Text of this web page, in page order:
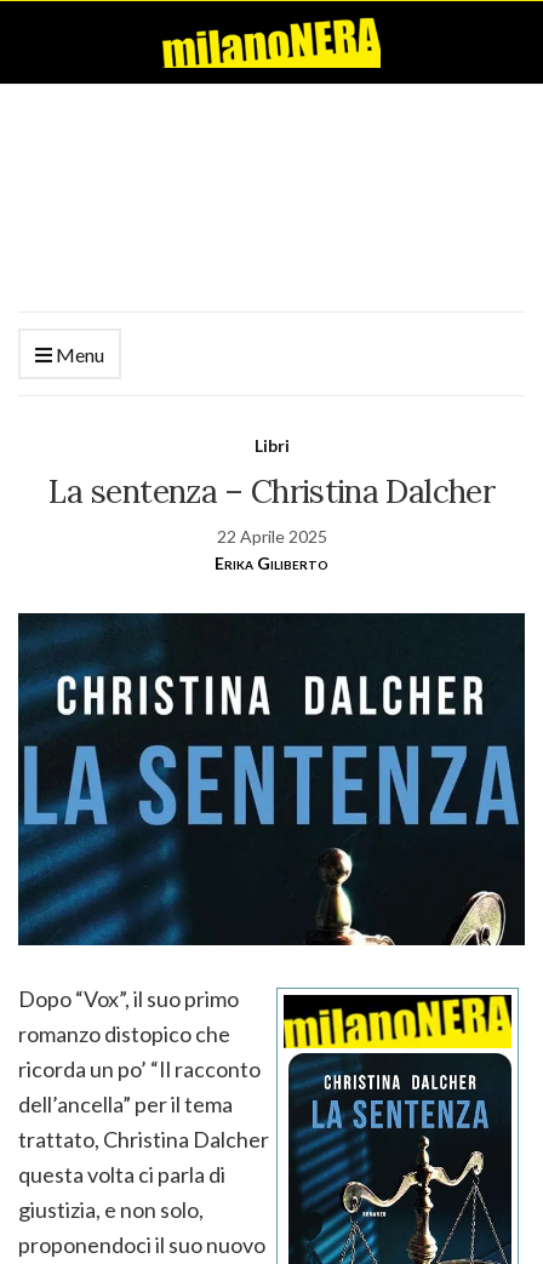
Menu
Libri
La sentenza – Christina Dalcher
22 Aprile 2025
Erika Giliberto
Dopo “Vox”, il suo primo
romanzo distopico che
ricorda un po’ “Il racconto
dell’ancella” per il tema
trattato, Christina Dalcher
questa volta ci parla di
giustizia, e non solo,
proponendoci il suo nuovo